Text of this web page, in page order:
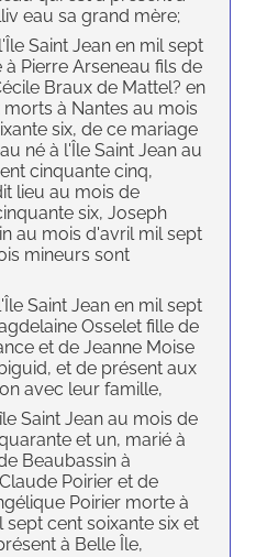
eau sa grand mère;
Saint Jean en mil sept
Pierre Arseneau fils de
Braux de Mattel? en
à Nantes au mois
six, de ce mariage
né à l'Île Saint Jean au
cinquante cinq,
lieu au mois de
six, Joseph
au mois d'avril mil sept
mineurs sont
Saint Jean en mil sept
Osselet fille de
et de Jeanne Moise
et de présent aux
avec leur famille,
Saint Jean au mois de
et un, marié à
Beaubassin à
Poirier et de
Poirier morte à
sept cent soixante six et
à Belle Île,